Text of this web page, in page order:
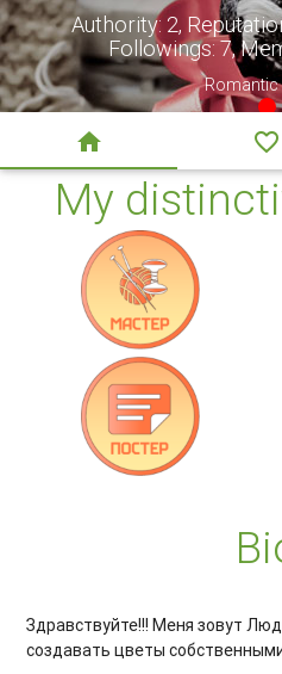
Authority: 2,
Followings: 7,
off-line
 
My
Здравствуйте!!! Меня зовут
создавать цветы